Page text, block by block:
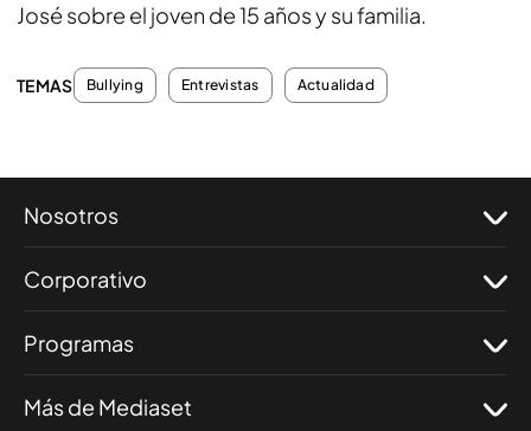
José sobre el joven de 15 años y su familia.
TEMAS Bullying Entrevistas Actualidad
Nosotros
Corporativo
Programas
Más de Mediaset